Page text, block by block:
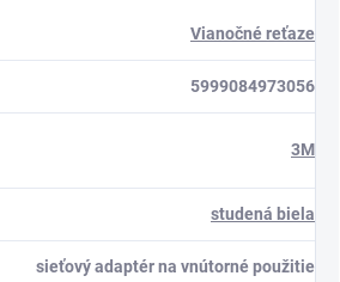
Vianočné reťaze
5999084973056
3M
studená biela
sieťový adaptér na vnútorné použitie